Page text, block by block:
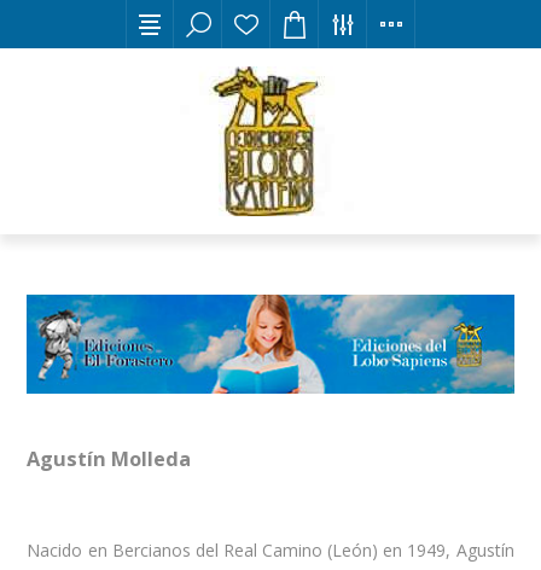
Agustín Molleda
Nacido en Bercianos del Real Camino (León) en 1949, Agustín